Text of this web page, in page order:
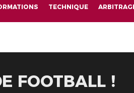
TECHNIQUE
FOOTBALL !